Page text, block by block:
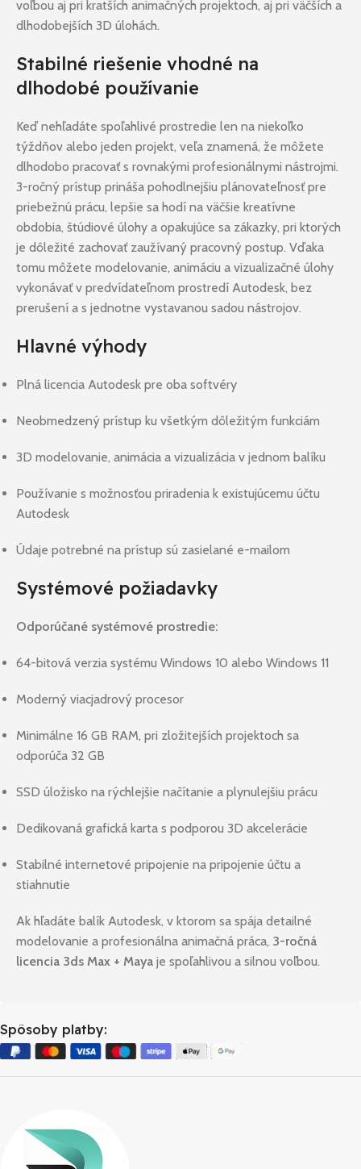
voľbou aj pri kratších animačných projektoch, aj pri väčších a
dlhodobejších 3D úlohách.
Stabilné riešenie vhodné na
dlhodobé používanie
Keď nehľadáte spoľahlivé prostredie len na niekoľko
týždňov alebo jeden projekt, veľa znamená, že môžete
dlhodobo pracovať s rovnakými profesionálnymi nástrojmi.
3-ročný prístup prináša pohodlnejšiu plánovateľnosť pre
priebežnú prácu, lepšie sa hodí na väčšie kreatívne
obdobia, štúdiové úlohy a opakujúce sa zákazky, pri ktorých
je dôležité zachovať zaužívaný pracovný postup. Vďaka
tomu môžete modelovanie, animáciu a vizualizačné úlohy
vykonávať v predvídateľnom prostredí Autodesk, bez
prerušení a s jednotne vystavanou sadou nástrojov.
Hlavné výhody
Plná licencia Autodesk pre oba softvéry
Neobmedzený prístup ku všetkým dôležitým funkciám
3D modelovanie, animácia a vizualizácia v jednom balíku
Používanie s možnosťou priradenia k existujúcemu účtu
Autodesk
Údaje potrebné na prístup sú zasielané e-mailom
Systémové požiadavky
Odporúčané systémové prostredie:
64-bitová verzia systému Windows 10 alebo Windows 11
Moderný viacjadrový procesor
Minimálne 16 GB RAM, pri zložitejších projektoch sa
odporúča 32 GB
SSD úložisko na rýchlejšie načítanie a plynulejšiu prácu
Dedikovaná grafická karta s podporou 3D akcelerácie
Stabilné internetové pripojenie na pripojenie účtu a
stiahnutie
Ak hľadáte balík Autodesk, v ktorom sa spája detailné
modelovanie a profesionálna animačná práca, 3-ročná
licencia 3ds Max + Maya je spoľahlivou a silnou voľbou.
Spôsoby platby: